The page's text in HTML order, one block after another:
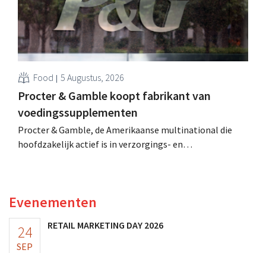
Food 5 Augustus, 2026
Procter & Gamble koopt fabrikant van
voedingssupplementen
Procter & Gamble, de Amerikaanse multinational die
hoofdzakelijk actief is in verzorgings- en
Evenementen
24
SEP
RETAIL MARKETING DAY 2026